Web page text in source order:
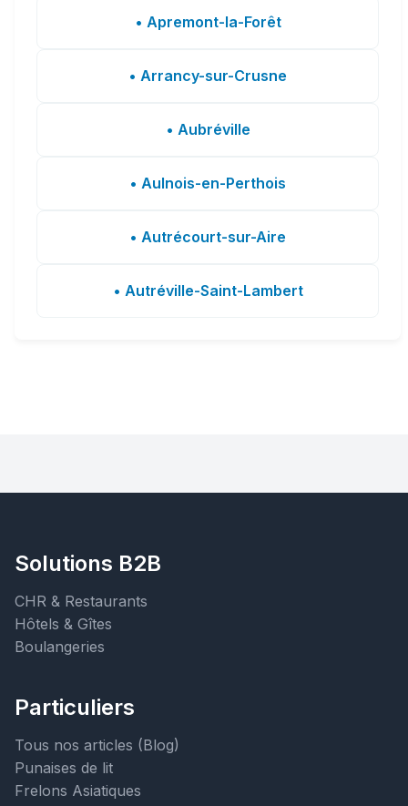
• Apremont-la-Forêt
• Arrancy-sur-Crusne
• Aubréville
• Aulnois-en-Perthois
• Autrécourt-sur-Aire
• Autréville-Saint-Lambert
Solutions B2B
CHR & Restaurants
Hôtels & Gîtes
Boulangeries
Particuliers
Tous nos articles (Blog)
Punaises de lit
Frelons Asiatiques